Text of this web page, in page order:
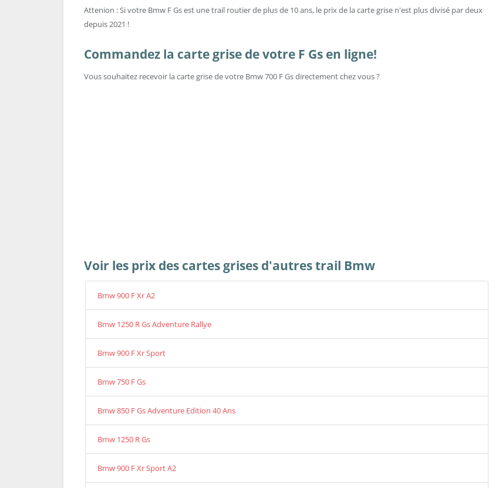
Attenion : Si votre Bmw F Gs est une trail routier de plus de 10 ans, le prix de la carte grise n'est plus divisé par deux
depuis 2021 !
Commandez la carte grise de votre F Gs en ligne!
Vous souhaitez recevoir la carte grise de votre Bmw 700 F Gs directement chez vous ?
Voir les prix des cartes grises d'autres trail Bmw
Bmw 900 F Xr A2
Bmw 1250 R Gs Adventure Rallye
Bmw 900 F Xr Sport
Bmw 750 F Gs
Bmw 850 F Gs Adventure Edition 40 Ans
Bmw 1250 R Gs
Bmw 900 F Xr Sport A2